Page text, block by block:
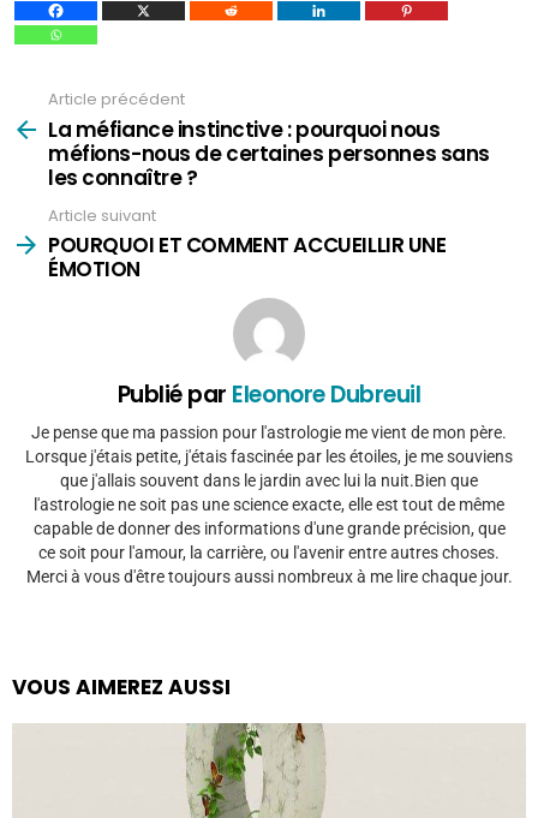
plus
Article précédent
La méfiance instinctive : pourquoi nous
méfions-nous de certaines personnes sans
les connaître ?
Article suivant
POURQUOI ET COMMENT ACCUEILLIR UNE
ÉMOTION
Publié par Eleonore Dubreuil
Je pense que ma passion pour l'astrologie me vient de mon père.
Lorsque j'étais petite, j'étais fascinée par les étoiles, je me souviens
que j'allais souvent dans le jardin avec lui la nuit.Bien que
l'astrologie ne soit pas une science exacte, elle est tout de même
capable de donner des informations d'une grande précision, que
ce soit pour l'amour, la carrière, ou l'avenir entre autres choses.
Merci à vous d'être toujours aussi nombreux à me lire chaque jour.
VOUS AIMEREZ AUSSI